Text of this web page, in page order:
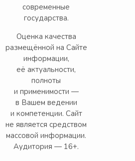
современные
государства.
Оценка качества
размещённой на Сайте
информации,
её актуальности,
полноты
и применимости —
в Вашем ведении
и компетенции. Сайт
не является средством
массовой информации.
Аудитория — 16+.